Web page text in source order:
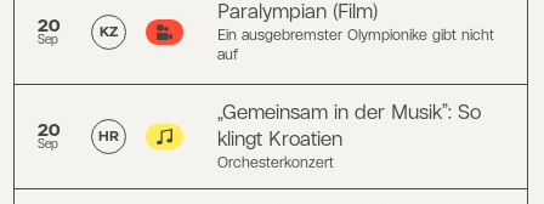
20
Sep
KZ
Paralympian (Film)
Ein ausgebremster Olympionike gibt nicht
auf
20
Sep
HR
„Gemeinsam in der Musik”: So
klingt Kroatien
Orchesterkonzert